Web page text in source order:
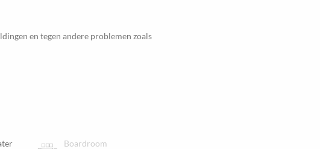
en tegen andere problemen zoals
Boardroom